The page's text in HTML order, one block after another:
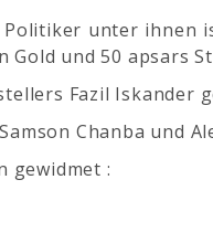
unter ihnen
und 50 apsars
Fazil Iskander
Chanba und
gewidmet :